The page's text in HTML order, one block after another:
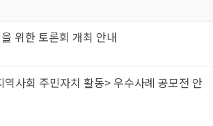
위한 토론회 개최 안내
역사회 주민자치 활동> 우수사례 공모전 안